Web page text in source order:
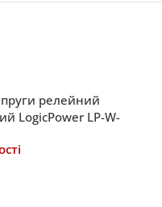
релейний
LogicPower LP-W-